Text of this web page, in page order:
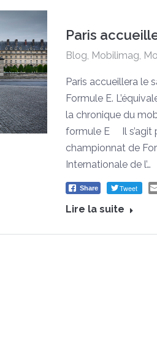
Paris
Blog, Mobilimag,
Paris accueillera le
Formule E.
la chronique du
formule E Il s’agit
championnat de
Internationale de l’…
Share Tweet
Lire la suite